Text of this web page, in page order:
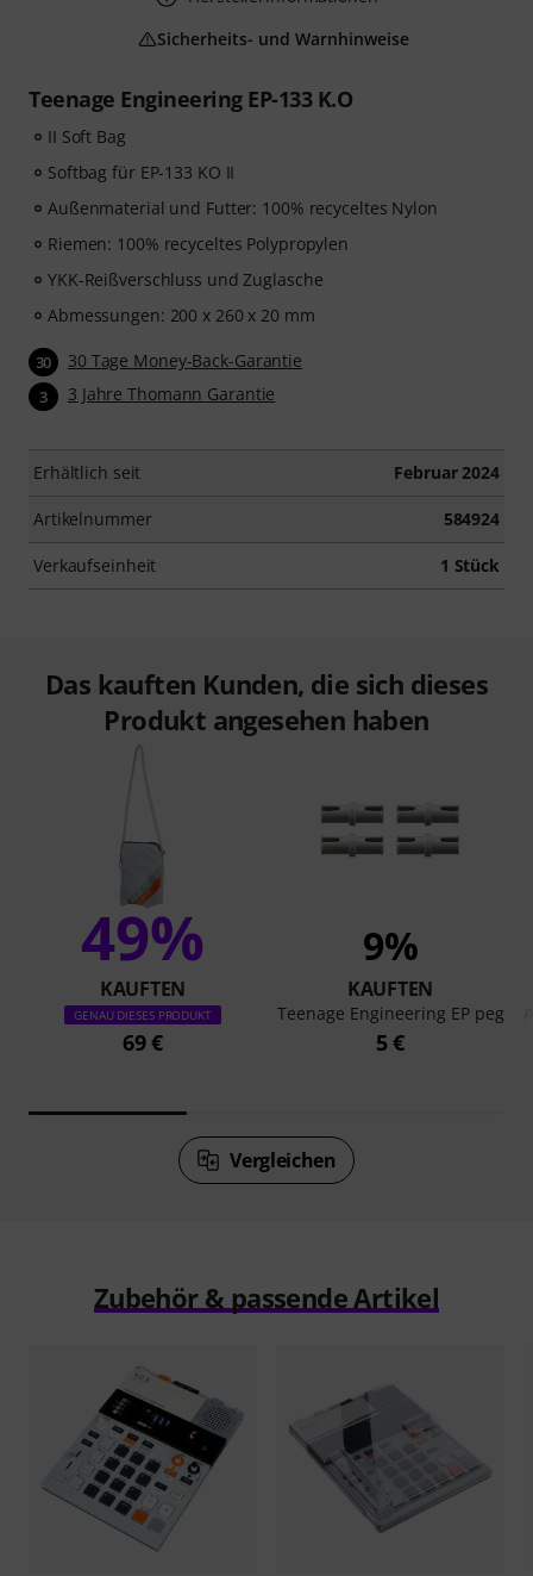
Teenage Engineering EP-133 K.O
II Soft Bag
Softbag für EP-133 KO II
Außenmaterial und Futter: 100% recyceltes Nylon
Riemen: 100% recyceltes Polypropylen
YKK-Reißverschluss und Zuglasche
Abmessungen: 200 x 260 x 20 mm
30 30 Tage Money-Back-Garantie
3 3 Jahre Thomann Garantie
Erhältlich seit Februar 2024
Artikelnummer 584924
Verkaufseinheit 1 Stück
Sicherheits- und Warnhinweise
Das kauften Kunden, die sich dieses
Produkt angesehen haben
49%
KAUFTEN
GENAU DIESES PRODUKT
69 €
9%
KAUFTEN
Teenage Engineering EP peg
5 €
Vergleichen
Zubehör & passende Artikel